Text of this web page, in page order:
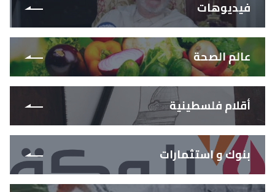
فيديوهات
عالم الصحة
أقلام فلسطينية
بنوك و استثمارات